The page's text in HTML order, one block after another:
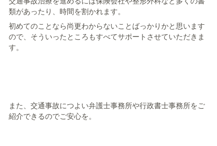
類があったり、時間を割かれます。
初めてのことなら尚更わからないことばっかりかと思います
ので、そういったところもすべてサポートさせていただきま
す。
また、交通事故につよい弁護士事務所や行政書士事務所をご
紹介できるのでご安心を。